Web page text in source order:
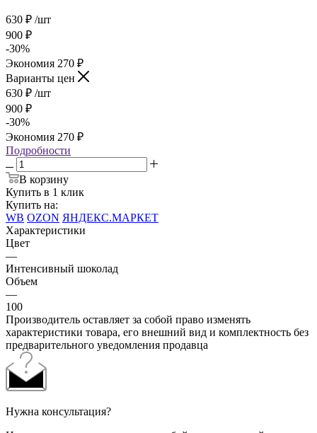
630 ₽ /шт
900 ₽
-30%
Экономия 270 ₽
Варианты цен
630 ₽ /шт
900 ₽
-30%
Экономия 270 ₽
Подробности
В корзину
Купить в 1 клик
Купить на:
WB OZON ЯНДЕКС.МАРКЕТ
Характеристики
Цвет
—
Интенсивный шоколад
Объем
—
100
Производитель оставляет за собой право изменять
характеристики товара, его внешний вид и комплектность без
предварительного уведомления продавца
Нужна консультация?